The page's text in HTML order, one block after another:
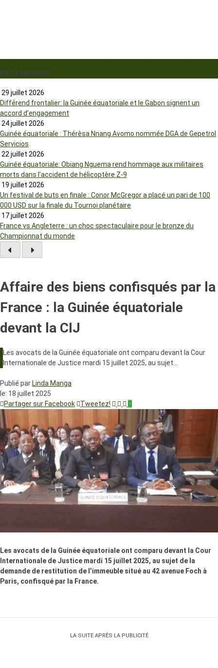
EN CE MOMENT
29 juillet 2026
Différend frontalier: la Guinée équatoriale et le Gabon signent un
accord d’engagement
24 juillet 2026
Guinée équatoriale : Thérèsa Nnang Avomo nommée DGA de Gepetrol
Servicios
22 juillet 2026
Guinée équatoriale: Obiang Nguema rend hommage aux militaires
morts dans l’accident de hélicoptère Z-9
19 juillet 2026
Un festival de buts en finale : Conor McGregor a placé un pari de 100
000 USD sur la finale du Tournoi planétaire
17 juillet 2026
France vs Angleterre : un choc spectaculaire pour le bronze du
Championnat du monde
Affaire des biens confisqués par la
France : la Guinée équatoriale
devant la CIJ
Les avocats de la Guinée équatoriale ont comparu devant la Cour
Internationale de Justice mardi 15 juillet 2025, au sujet…
Publié par Linda Manga
le: 18 juillet 2025
Partager sur Facebook
Tweetez!
Les avocats de la Guinée équatoriale ont comparu devant la Cour
Internationale de Justice mardi 15 juillet 2025, au sujet de la
demande de restitution de l’immeuble situé au 42 avenue Foch à
Paris, confisqué par la France.
LA SUITE APRÈS LA PUBLICITÉ